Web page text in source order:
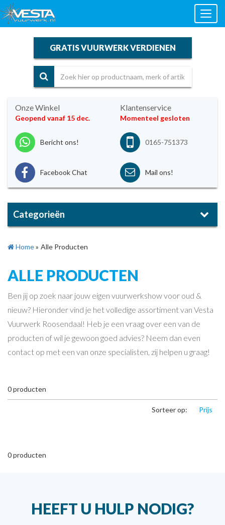
GRATIS VUURWERK VERDIENEN
Onze Winkel
Geopend vanaf 15 dec.
Klantenservice
Momenteel gesloten
Bericht ons! 0165-751373
Facebook Chat Mail ons!
Categorieën
Home» Alle Producten
ALLE PRODUCTEN
Ben jij op zoek naar jouw eigen vuurwerkshow voor oud &
nieuw? Hieronder vind je het volledige assortiment van Vesta
Vuurwerk Roosendaal! Heb je een vraag over een van de
producten of wil je gewoon goed advies? Neem dan even
contact op met een van onze specialisten, zij helpen u graag!
0producten
Sorteer op: Prijs
0producten
HEEFT U HULP NODIG?